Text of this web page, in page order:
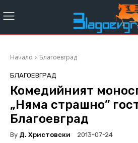
Начало Благоевград
БЛАГОЕВГРАД
Комедийният
„Няма страшно”
Благоевград
By Д. Христовски 2013-07-24